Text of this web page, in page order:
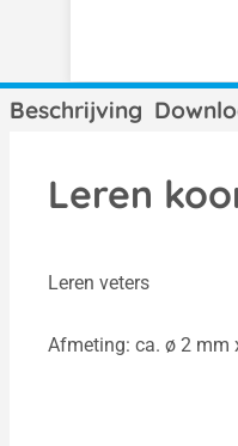
Beschrijving
Leren
Leren veters
Afmeting: ca. ø 2 mm